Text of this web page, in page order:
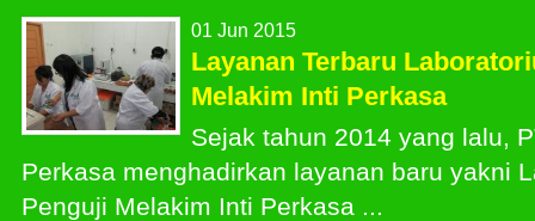
01 Jun 2015
Layanan Terbaru
Melakim Inti Perkasa
Sejak tahun 2014 yang lalu,
Perkasa menghadirkan layanan baru yakni
Penguji Melakim Inti Perkasa ...